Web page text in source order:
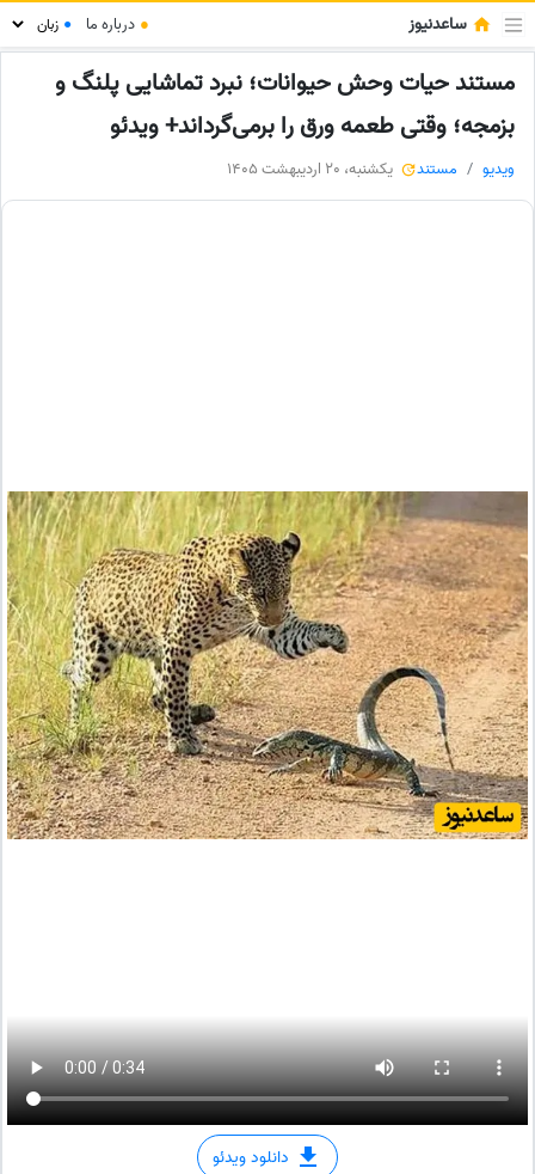
ساعدنیوز ● درباره ما ●
مستند حیات وحش حیوانات؛ نبرد تماشایی پلنگ و
بزمجه؛ وقتی طعمه ورق را برمی‌گرداند+ ویدئو
ویدیو مستند یکشنبه، 20 اردیبهشت 1405
دانلود ویدئو